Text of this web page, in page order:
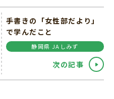
手書きの「女性部だより」
で学んだこと
静岡県 JAしみず
次の記事